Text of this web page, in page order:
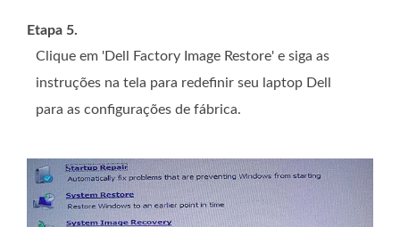
Etapa 5.
Clique em 'Dell Factory Image Restore' e siga as
instruções na tela para redefinir seu laptop Dell
para as configurações de fábrica.